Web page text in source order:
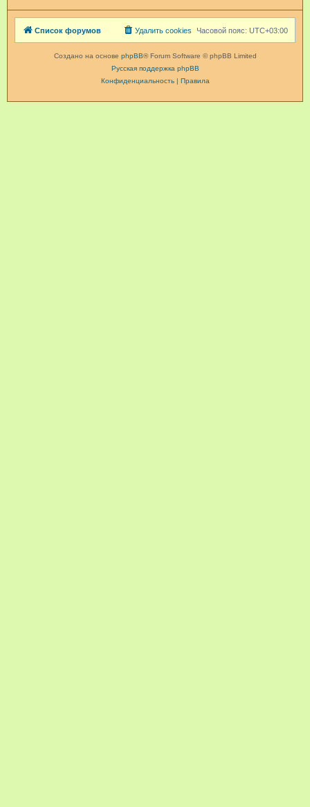
Список форумов Часовой пояс: UTC+03:00
Удалить cookies
Создано на основе phpBB® Forum Software © phpBB Limited
Русская поддержка phpBB
Конфиденциальность| Правила